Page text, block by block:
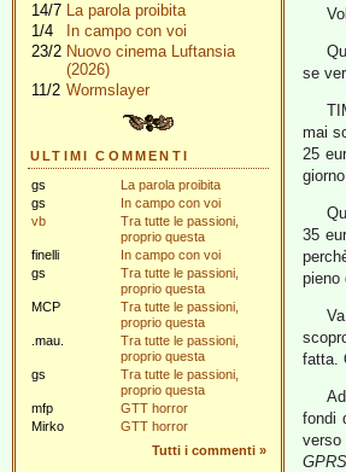
14/7 La parola proibita
1/4
In campo con voi
23/2 Nuovo cinema Luftansia
(2026)
11/2 Wormslayer
ULTIMI COMMENTI
gs
La parola proibita
gs
In campo con voi
vb
Tra tutte le passioni,
proprio questa
finelli
In campo con voi
gs
Tra tutte le passioni,
proprio questa
MCP
Tra tutte le passioni,
proprio questa
.mau.
Tra tutte le passioni,
proprio questa
gs
Tra tutte le passioni,
proprio questa
mfp
GTT horror
Mirko
GTT horror
Tutti i commenti »
se
mai
25
35
pieno
fatta.
fondi